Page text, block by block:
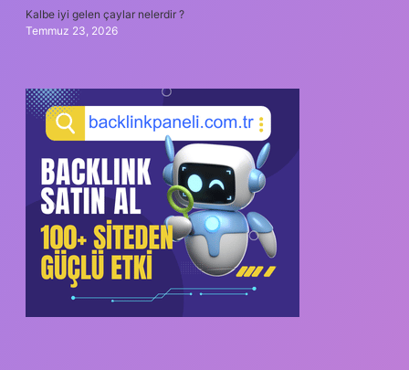
Kalbe iyi gelen çaylar nelerdir ?
Temmuz 23, 2026